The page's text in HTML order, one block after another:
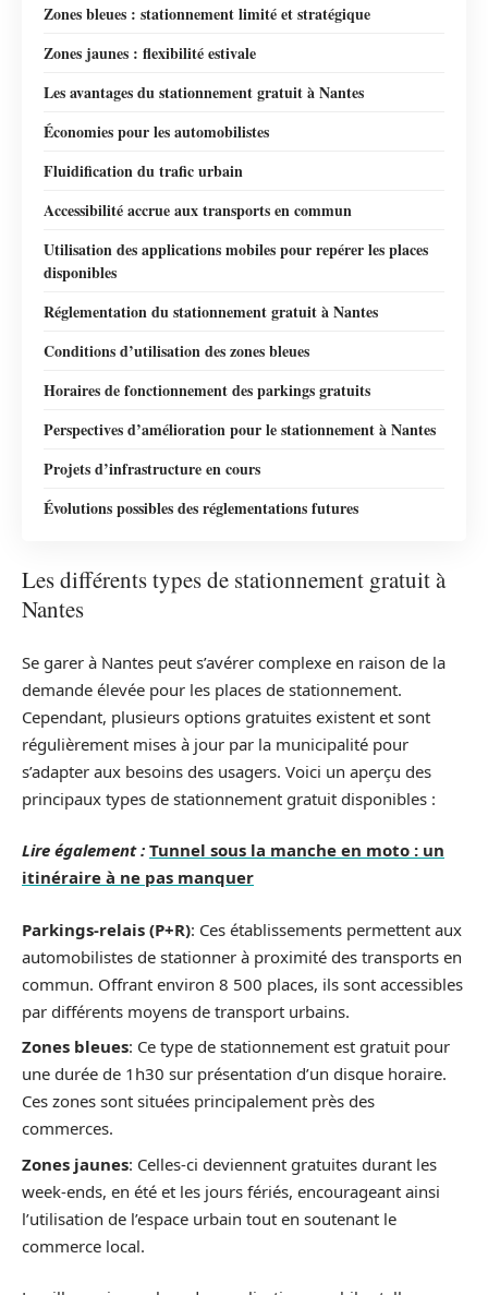
Zones bleues : stationnement limité et stratégique
Zones jaunes : flexibilité estivale
Les avantages du stationnement gratuit à Nantes
Économies pour les automobilistes
Fluidification du trafic urbain
Accessibilité accrue aux transports en commun
Utilisation des applications mobiles pour repérer les places
disponibles
Réglementation du stationnement gratuit à Nantes
Conditions d’utilisation des zones bleues
Horaires de fonctionnement des parkings gratuits
Perspectives d’amélioration pour le stationnement à Nantes
Projets d’infrastructure en cours
Évolutions possibles des réglementations futures
Les différents types de stationnement gratuit à
Nantes
Se garer à Nantes peut s’avérer complexe en raison de la
demande élevée pour les places de stationnement.
Cependant, plusieurs options gratuites existent et sont
régulièrement mises à jour par la municipalité pour
s’adapter aux besoins des usagers. Voici un aperçu des
principaux types de stationnement gratuit disponibles :
Lire également : Tunnel sous la manche en moto : un
itinéraire à ne pas manquer
Parkings-relais (P+R): Ces établissements permettent aux
automobilistes de stationner à proximité des transports en
commun. Offrant environ 8 500 places, ils sont accessibles
par différents moyens de transport urbains.
Zones bleues: Ce type de stationnement est gratuit pour
une durée de 1h30 sur présentation d’un disque horaire.
Ces zones sont situées principalement près des
commerces.
Zones jaunes: Celles-ci deviennent gratuites durant les
week-ends, en été et les jours fériés, encourageant ainsi
l’utilisation de l’espace urbain tout en soutenant le
commerce local.